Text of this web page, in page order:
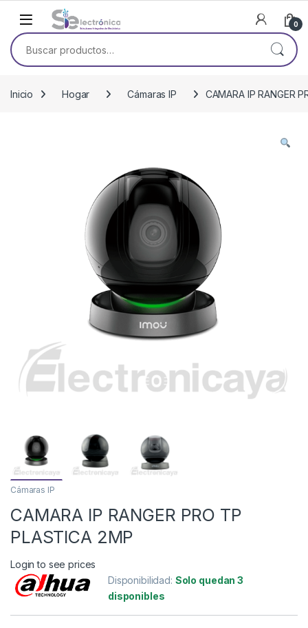
Skip to navigation
Skip to content
0
Buscar por:
Inicio Hogar Cámaras IP CAMARA IP RANGER
Cámaras IP
CAMARA IP RANGER PRO TP
PLASTICA 2MP
Login to see prices
Disponibilidad: Solo quedan 3
disponibles